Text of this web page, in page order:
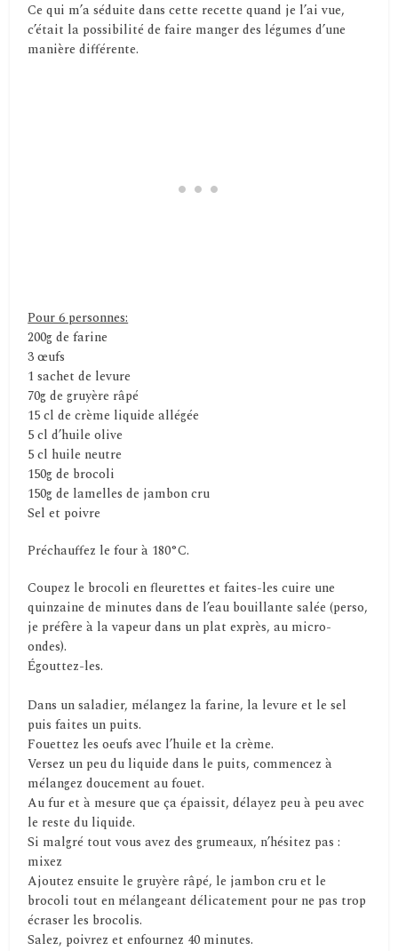
Ce qui m’a séduite dans cette recette quand je l’ai vue,
c’était la possibilité de faire manger des légumes d’une
manière différente.
Pour 6 personnes:
200g de farine
3 œufs
1 sachet de levure
70g de gruyère râpé
15 cl de crème liquide allégée
5 cl d’huile olive
5 cl huile neutre
150g de brocoli
150g de lamelles de jambon cru
Sel et poivre
Préchauffez le four à 180°C.
Coupez le brocoli en fleurettes et faites-les cuire une
quinzaine de minutes dans de l’eau bouillante salée (perso,
je préfère à la vapeur dans un plat exprès, au micro-
ondes).
Égouttez-les.
Dans un saladier, mélangez la farine, la levure et le sel
puis faites un puits.
Fouettez les oeufs avec l’huile et la crème.
Versez un peu du liquide dans le puits, commencez à
mélangez doucement au fouet.
Au fur et à mesure que ça épaissit, délayez peu à peu avec
le reste du liquide.
Si malgré tout vous avez des grumeaux, n’hésitez pas :
mixez
Ajoutez ensuite le gruyère râpé, le jambon cru et le
brocoli tout en mélangeant délicatement pour ne pas trop
écraser les brocolis.
Salez, poivrez et enfournez 40 minutes.